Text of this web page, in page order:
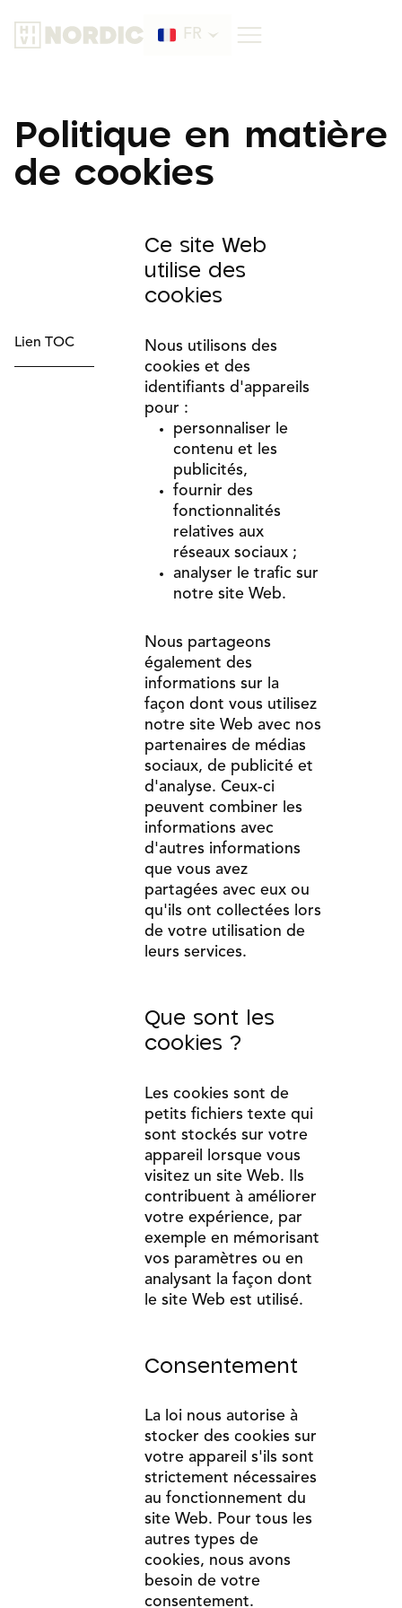
Produit
Informație
À propos de nous
FR
DE
EN
Politique en matière
de cookies
Lien TOC
Ce site Web
utilise des
cookies
Nous utilisons des
cookies et des
identifiants d'appareils
pour :
personnaliser le
contenu et les
publicités,
fournir des
fonctionnalités
relatives aux
réseaux sociaux ;
analyser le trafic sur
notre site Web.
Nous partageons
également des
informations sur la
façon dont vous utilisez
notre site Web avec nos
partenaires de médias
sociaux, de publicité et
d'analyse. Ceux-ci
peuvent combiner les
informations avec
d'autres informations
que vous avez
partagées avec eux ou
qu'ils ont collectées lors
de votre utilisation de
leurs services.
Que sont les
cookies ?
Les cookies sont de
petits fichiers texte qui
sont stockés sur votre
appareil lorsque vous
visitez un site Web. Ils
contribuent à améliorer
votre expérience, par
exemple en mémorisant
vos paramètres ou en
analysant la façon dont
le site Web est utilisé.
Consentement
La loi nous autorise à
stocker des cookies sur
votre appareil s'ils sont
strictement nécessaires
au fonctionnement du
site Web. Pour tous les
autres types de
cookies, nous avons
besoin de votre
consentement.